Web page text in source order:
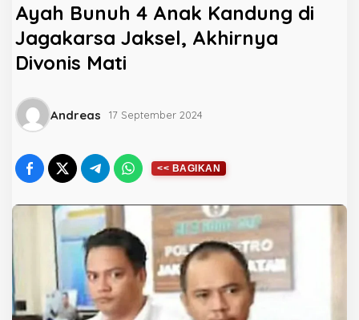
Ayah Bunuh 4 Anak Kandung di
Jagakarsa Jaksel, Akhirnya
Divonis Mati
Andreas 17 September 2024